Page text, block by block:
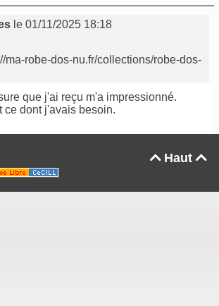
le 01/11/2025 18:18
ma-robe-dos-nu.fr/collections/robe-dos-
que j'ai reçu m'a impressionné.
ce dont j'avais besoin.
Haut 